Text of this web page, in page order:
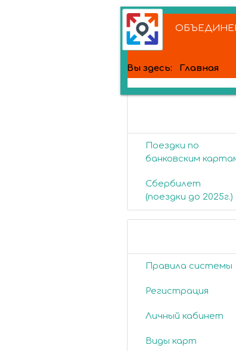
Вы здесь: Главная
Поездки по
банковским
Сбербилет
(поездки до 2025г.)
Правила системы
Регистрация
Личный кабинет
Виды карт